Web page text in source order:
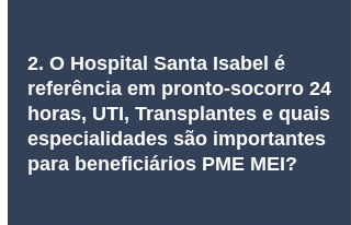
2. O Hospital Santa Isabel é
referência em pronto-socorro 24
horas, UTI, Transplantes e quais
especialidades são importantes
para beneficiários PME MEI?